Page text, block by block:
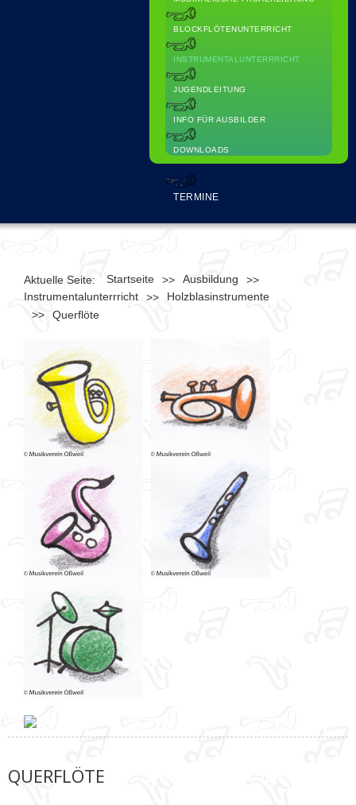
BLOCKFLÖTENUNTERRICHT
INSTRUMENTALUNTERRRICHT
JUGENDLEITUNG
INFO FÜR AUSBILDER
DOWNLOADS
TERMINE
Aktuelle Seite: Startseite >> Ausbildung
>>
Instrumentalunterrricht
>>
Holzblasinstrumente
>>
Querflöte
QUERFLÖTE